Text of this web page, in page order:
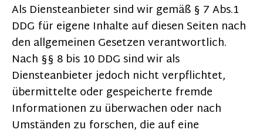
Als Diensteanbieter sind wir gemäß § 7 Abs.1
DDG für eigene Inhalte auf diesen Seiten nach
den allgemeinen Gesetzen verantwortlich.
Nach §§ 8 bis 10 DDG sind wir als
Diensteanbieter jedoch nicht verpflichtet,
übermittelte oder gespeicherte fremde
Informationen zu überwachen oder nach
Umständen zu forschen, die auf eine